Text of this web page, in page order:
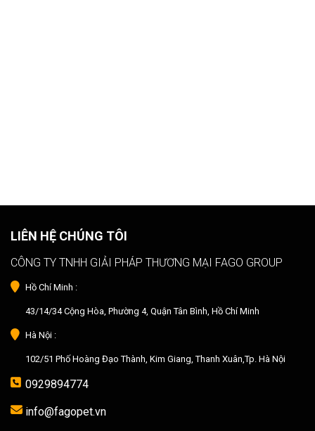
LIÊN HỆ CHÚNG TÔI
CÔNG TY TNHH GIẢI PHÁP THƯƠNG MẠI FAGO GROUP
Hồ Chí Minh :
43/14/34 Cộng Hòa, Phường 4, Quận Tân Bình, Hồ Chí Minh
Hà Nội :
102/51 Phố Hoàng Đạo Thành, Kim Giang, Thanh Xuân,Tp. Hà Nội
0929894774
info@fagopet.vn